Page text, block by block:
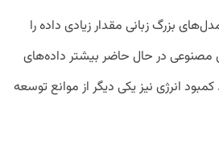
بزرگ زبانی مقدار زیادی داده را
در حال حاضر بیشتر داده‌های
انرژی نیز یکی دیگر از موانع توسعه